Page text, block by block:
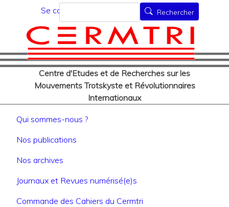
au
contenu
principal
Menu du compte de
Se connecter
Centre d'Etudes et de Recherches sur les
Mouvements Trotskyste et Révolutionnaires
Internationaux
Rechercher Rechercher
Navigation principale
Qui sommes-nous ?
Nos publications
Nos archives
Journaux et Revues numérisé(e)s
Commande des Cahiers du Cermtri